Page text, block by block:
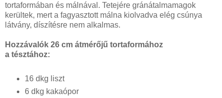
tortaformában és málnával. Tetejére gránátalmamagok
kerültek, mert a fagyasztott málna kiolvadva elég csúnya
látvány, díszítésre nem alkalmas.
Hozzávalók 26 cm átmérőjű tortaformához
a tésztához:
16 dkg liszt
6 dkg kakaópor